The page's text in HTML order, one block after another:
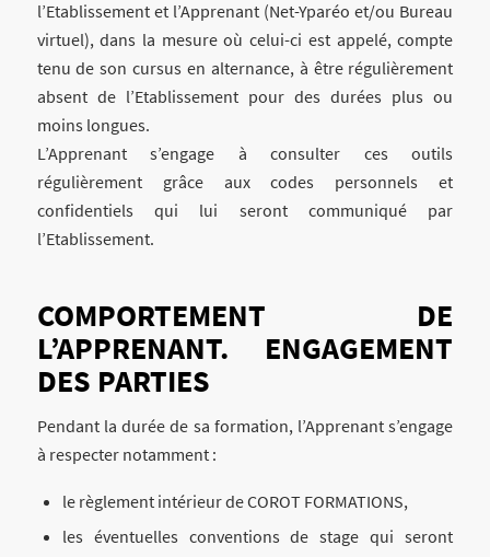
l’Etablissement et l’Apprenant (Net-Yparéo et/ou Bureau
virtuel), dans la mesure où celui-ci est appelé, compte
tenu de son cursus en alternance, à être régulièrement
absent de l’Etablissement pour des durées plus ou
moins longues.
L’Apprenant s’engage à consulter ces outils
régulièrement grâce aux codes personnels et
confidentiels qui lui seront communiqué par
l’Etablissement.
COMPORTEMENT DE
L’APPRENANT. ENGAGEMENT
DES PARTIES
Pendant la durée de sa formation, l’Apprenant s’engage
à respecter notamment :
le règlement intérieur de COROT FORMATIONS,
les éventuelles conventions de stage qui seront